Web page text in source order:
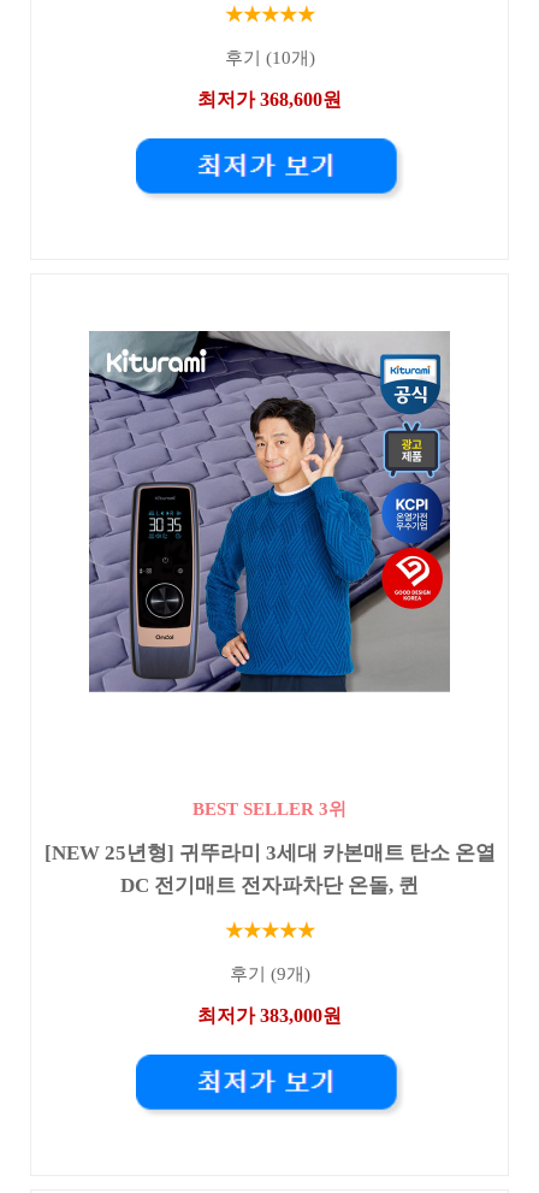
★★★★★
후기 (10개)
최저가 368,600원
BEST SELLER 3위
[NEW 25년형] 귀뚜라미 3세대 카본매트 탄소 온열
DC 전기매트 전자파차단 온돌, 퀸
★★★★★
후기 (9개)
최저가 383,000원